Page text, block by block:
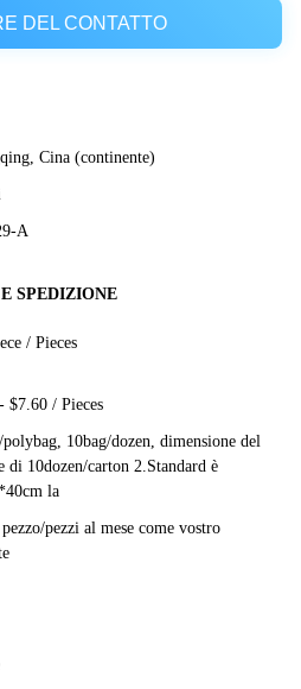
DEL CONTATTO
Cina (continente)
A
SPEDIZIONE
/ Pieces
$7.60 / Pieces
polybag, 10bag/dozen, dimensione del
di 10dozen/carton 2.Standard è
la
pezzi al mese come vostro